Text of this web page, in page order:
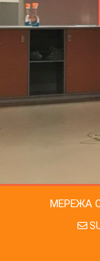
TAHNEE
НОВИНИ
СТАТТІ
«SUN RISE»
«SUN RISE»
«SUN RISE» У
«SUN RISE»
«SUN RISE»
МЕРЕЖА